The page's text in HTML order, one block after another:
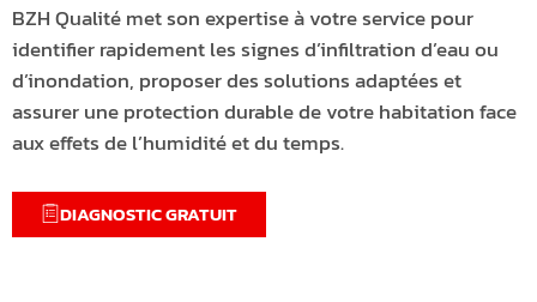
BZH Qualité met son expertise à votre service pour
identifier rapidement les signes d’infiltration d’eau ou
d’inondation, proposer des solutions adaptées et
assurer une protection durable de votre habitation face
aux effets de l’humidité et du temps.
DIAGNOSTIC GRATUIT